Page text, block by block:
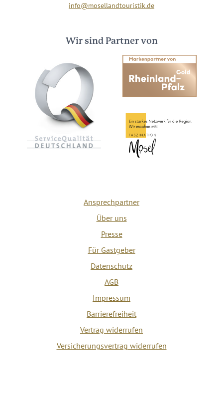
info@mosellandtouristik.de
Wir sind Partner von
Ansprechpartner
Über uns
Presse
Für Gastgeber
Datenschutz
AGB
Impressum
Barrierefreiheit
Vertrag widerrufen
Versicherungsvertrag widerrufen